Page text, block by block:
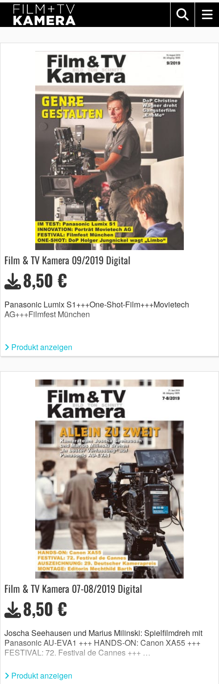
Film & TV Kamera 09/2019 Digital
8,50 €
Panasonic Lumix S1+++One-Shot-Film+++Movietech
AG+++Filmfest München
Produkt anzeigen
Film & TV Kamera 07-08/2019 Digital
8,50 €
Joscha Seehausen und Marius Milinski: Spielfilmdreh mit
Panasonic AU-EVA1 +++ HANDS-ON: Canon XA55 +++
FESTIVAL: 72. Festival de Cannes +++ …
Produkt anzeigen